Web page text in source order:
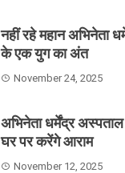
नहीं रहे महान अभिनेता
के एक युग का अंत
November 24, 2025
अभिनेता धर्मेंद्र
घर पर करेंगे आराम
November 12, 2025